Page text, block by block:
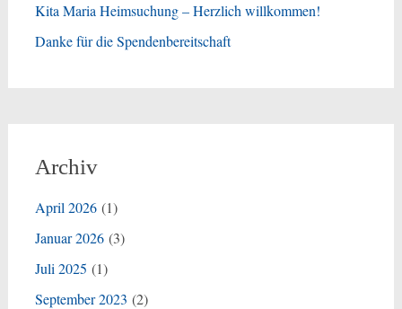
Kita Maria Heimsuchung – Herzlich willkommen!
Danke für die Spendenbereitschaft
Archiv
April 2026(1)
Januar 2026(3)
Juli 2025 (1)
September 2023 (2)